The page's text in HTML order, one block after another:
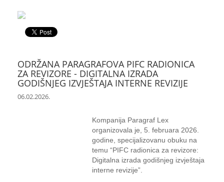
ODRŽANA PARAGRAFOVA PIFC RADIONICA
ZA REVIZORE - DIGITALNA IZRADA
GODIŠNJEG IZVJEŠTAJA INTERNE REVIZIJE
06.02.2026.
Kompanija Paragraf Lex
organizovala je, 5. februara 2026.
godine, specijalizovanu obuku na
temu “PIFC radionica za revizore:
Digitalna izrada godišnjeg izvještaja
interne revizije”.